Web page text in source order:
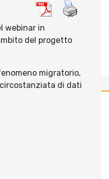
webinar in
del progetto
migratorio,
di dati